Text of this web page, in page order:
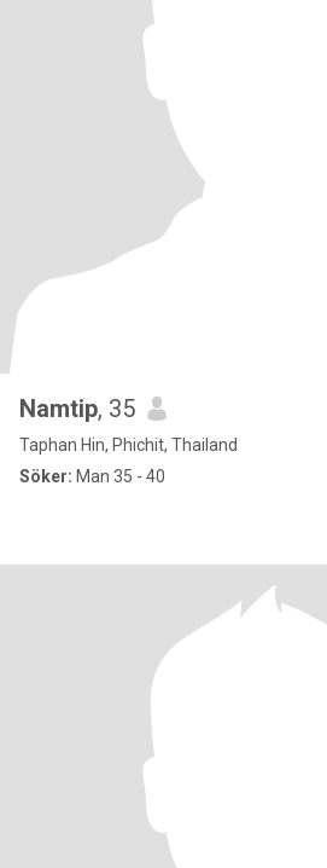
Namtip, 35
Taphan Hin, Phichit, Thailand
Söker: Man 35 - 40